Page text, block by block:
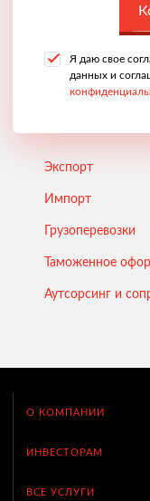
Я даю свое
данных и
Экспорт
Импорт
Грузоперевозки
Таможенное
Аутсорсинг и
О КОМПАНИИ
ИНВЕСТОРАМ
ВСЕ УСЛУГИ